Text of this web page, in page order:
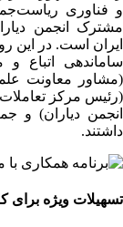
و فناوری
مشترک انجمن
ایران است. در این
ساماندهی اتباع
(مشاور معاونت
(رئیس مرکز
انجمن دیاران) و
داشتند.
تسهیلات ویژه برای